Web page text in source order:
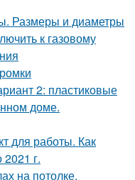
Размеры и диаметры
к газовому
2: пластиковые
доме.
для работы. Как
2021 г.
на потолке.